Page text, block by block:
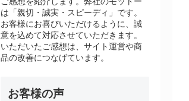
は「親切・誠実・スピーディ」です。
お客様にお喜びいただけるように、誠
意を込めて対応させていただきます。
いただいたご感想は、サイト運営や商
品の改善につなげています。
お客様の声